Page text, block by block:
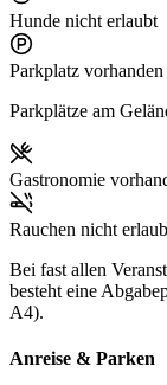
Hunde nicht erlaubt
Parkplatz vorhanden
Parkplätze am
Gastronomie
Rauchen nicht
Bei fast allen
besteht eine
A4).
Anreise & Parken